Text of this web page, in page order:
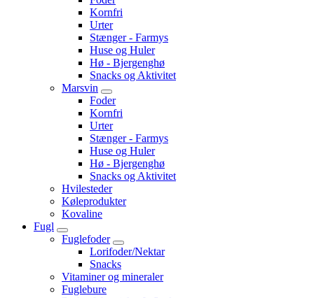
Kornfri
Urter
Stænger - Farmys
Huse og Huler
Hø - Bjergenghø
Snacks og Aktivitet
Marsvin
Foder
Kornfri
Urter
Stænger - Farmys
Huse og Huler
Hø - Bjergenghø
Snacks og Aktivitet
Hvilesteder
Køleprodukter
Kovaline
Fugl
Fuglefoder
Lorifoder/Nektar
Snacks
Vitaminer og mineraler
Fuglebure